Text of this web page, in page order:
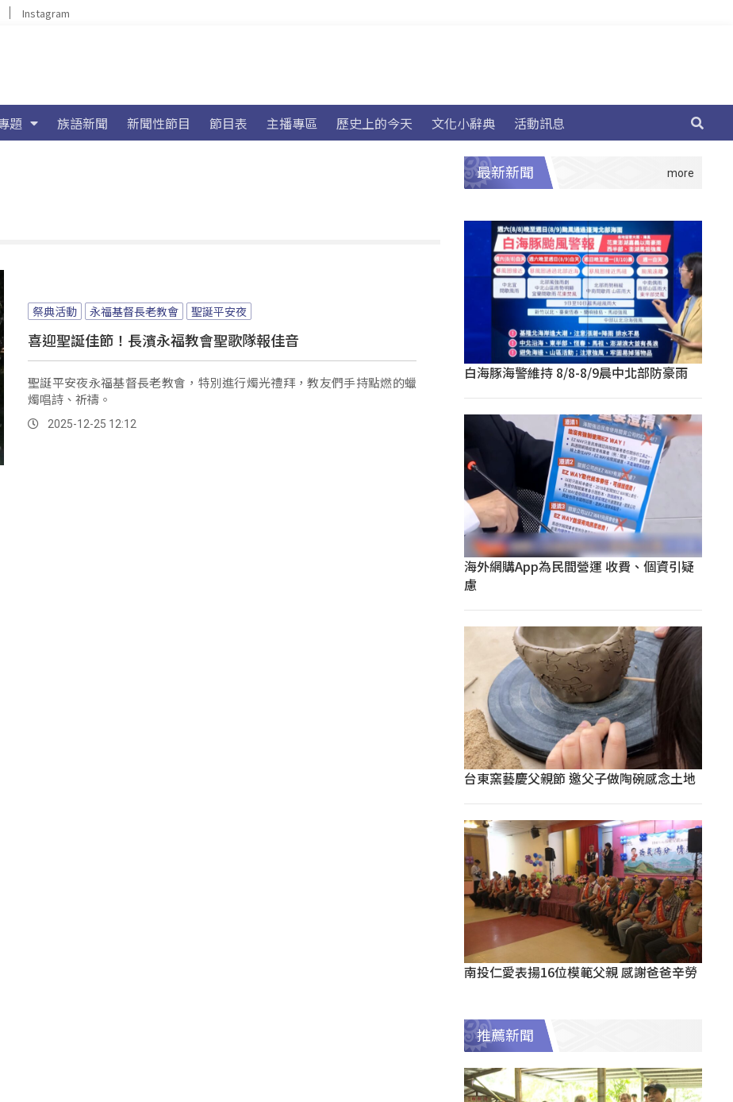
Instagram
題 族語新聞 新聞性節目 節目表 主播專區 歷史上的今天 文化小辭典 活動訊息
祭典活動 永福基督長老教會 聖誕平安夜
喜迎聖誕佳節！長濱永福教會聖歌隊報佳音
聖誕平安夜永福基督長老教會，特別進行燭光禮拜，教友們手持點燃的蠟
燭唱詩、祈禱。
2025-12-25 12:12
最新新聞
白海豚海警維持 8/8-8/9晨中北部防豪雨
海外網購App為民間營運 收費、個資引疑
慮
台東窯藝慶父親節 邀父子做陶碗感念土地
南投仁愛表揚16位模範父親 感謝爸爸辛勞
推薦新聞